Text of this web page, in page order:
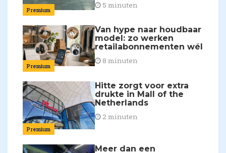
Premium
5 minuten
Premium
Van hype naar houdbaar
model: zo werken
retailabonnementen wél
8 minuten
Premium
Hitte zorgt voor extra
drukte in Mall of the
Netherlands
2 minuten
Meer dan een